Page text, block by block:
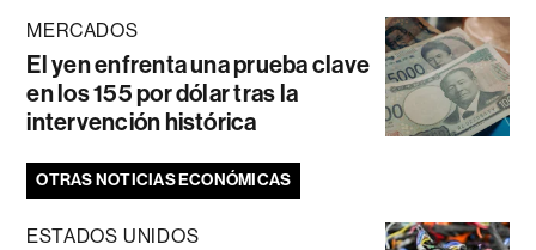
MERCADOS
El yen enfrenta una prueba clave
en los 155 por dólar tras la
intervención histórica
OTRAS NOTICIAS ECONÓMICAS
ESTADOS UNIDOS